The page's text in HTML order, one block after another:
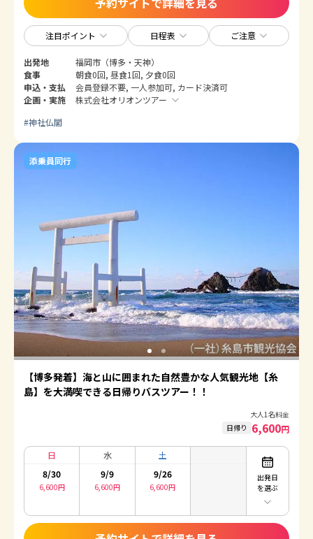
注目ポイント 日程表 ご注意
出発地
福岡市（博多・天神）
食事
朝食0回, 昼食1回, 夕食0回
申込・支払
会員登録不要, 一人参加可, カード決済可
企画・実施
株式会社オリオンツアー
#神社仏閣
添乗員同行
【博多発着】海と山に囲まれた自然豊かな人気観光地【糸
島】を大満喫できる日帰りバスツアー！！
大人1名料金
日帰り 6,600円
日
8/30
6,600円
水
9/9
6,600円
土
9/26
6,600円
出発日
を選ぶ